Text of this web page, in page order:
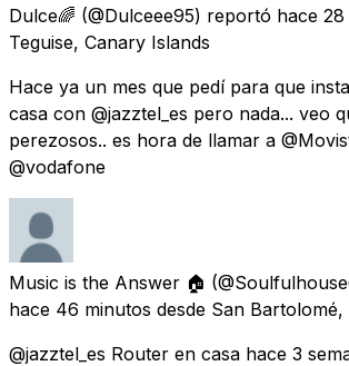
Dulce🌈 (@Dulceee95) reportó hace
Teguise, Canary Islands
Hace ya un mes que pedí para que
casa con @jazztel_es pero nada... veo
perezosos.. es hora de llamar a
@vodafone
Music is the Answer 🏠
hace 46 minutos desde San Bartolomé,
@jazztel_es Router en casa hace 3